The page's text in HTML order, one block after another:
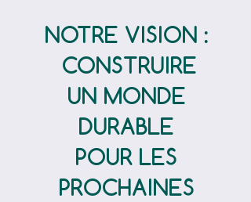
NOTRE VISION :
CONSTRUIRE
UN MONDE
DURABLE
POUR LES
PROCHAINES